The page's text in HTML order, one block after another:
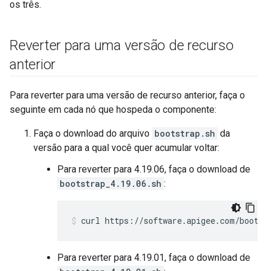
os três.
Reverter para uma versão de recurso
anterior
Para reverter para uma versão de recurso anterior, faça o
seguinte em cada nó que hospeda o componente:
Faça o download do arquivo bootstrap.sh da
versão para a qual você quer acumular voltar:
Para reverter para 4.19.06, faça o download de
bootstrap_4.19.06.sh :
curl https://software.apigee.com/
Para reverter para 4.19.01, faça o download de